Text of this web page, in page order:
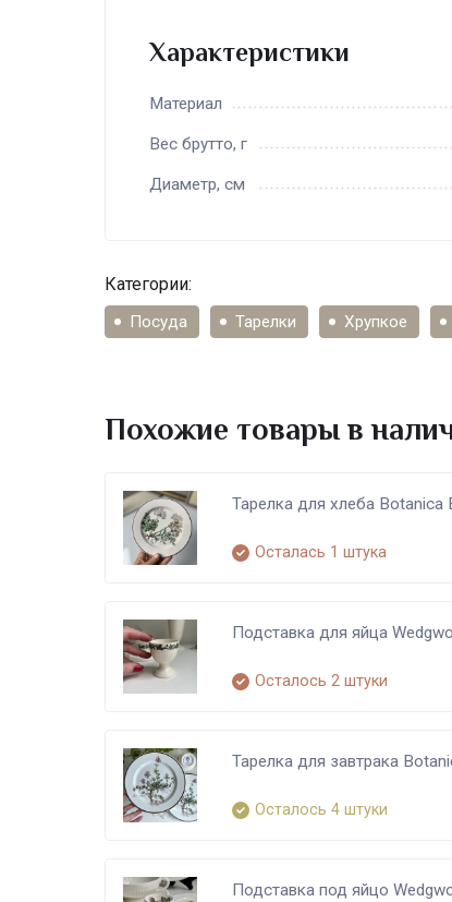
Характеристики
Материал
Вес брутто, г
Диаметр, см
Категории:
Посуда Тарелки Хрупкое
Похожие товары в
Тарелка для хлеба
Осталась 1 штука
Подставка для яйца
Осталось 2 штуки
Тарелка для завтрака
Осталось 4 штуки
Подставка под яйцо